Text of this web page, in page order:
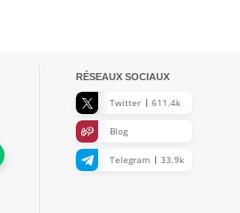
RÉSEAUX SOCIAUX
Twitter 611.4k
Blog
Telegram 33.9k